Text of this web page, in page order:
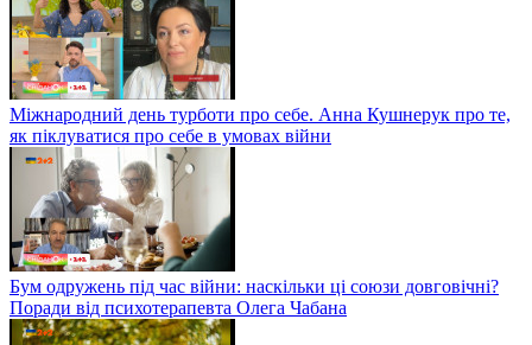
Міжнародний день турботи про себе. Анна Кушнерук про те,
як піклуватися про себе в умовах війни
Бум одружень під час війни: наскільки ці союзи довговічні?
Поради від психотерапевта Олега Чабана